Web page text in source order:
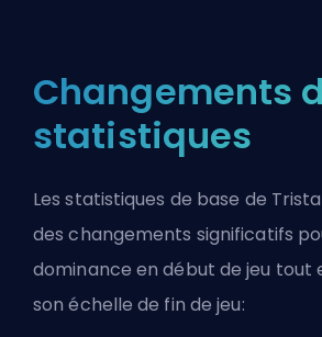
Changements
statistiques
Les statistiques de base de
des changements significatifs
dominance en début de jeu tout
son échelle de fin de jeu: